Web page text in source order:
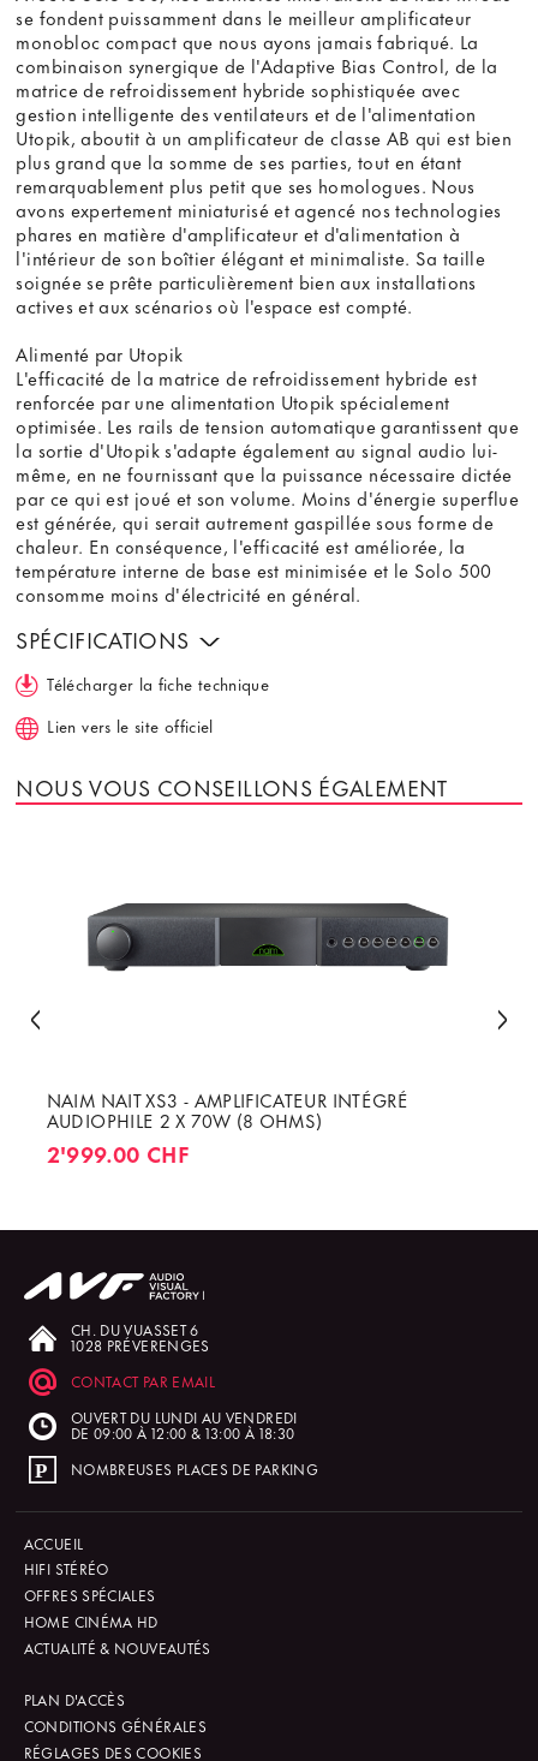
se fondent puissamment dans le meilleur amplificateur
monobloc compact que nous ayons jamais fabriqué. La
combinaison synergique de l'Adaptive Bias Control, de la
matrice de refroidissement hybride sophistiquée avec
gestion intelligente des ventilateurs et de l'alimentation
Utopik, aboutit à un amplificateur de classe AB qui est bien
plus grand que la somme de ses parties, tout en étant
remarquablement plus petit que ses homologues. Nous
avons expertement miniaturisé et agencé nos technologies
phares en matière d'amplificateur et d'alimentation à
l'intérieur de son boîtier élégant et minimaliste. Sa taille
soignée se prête particulièrement bien aux installations
actives et aux scénarios où l'espace est compté.
Alimenté par Utopik
L'efficacité de la matrice de refroidissement hybride est
renforcée par une alimentation Utopik spécialement
optimisée. Les rails de tension automatique garantissent que
la sortie d'Utopik s'adapte également au signal audio lui-
même, en ne fournissant que la puissance nécessaire dictée
par ce qui est joué et son volume. Moins d'énergie superflue
est générée, qui serait autrement gaspillée sous forme de
chaleur. En conséquence, l'efficacité est améliorée, la
température interne de base est minimisée et le Solo 500
consomme moins d'électricité en général.
SPÉCIFICATIONS
Télécharger la fiche technique
Lien vers le site officiel
NOUS VOUS CONSEILLONS ÉGALEMENT
NAIM NAIT XS3 - AMPLIFICATEUR INTÉGRÉ
AUDIOPHILE 2 X 70W (8 OHMS)
2'999.00 CHF
CH. DU VUASSET 6
1028 PRÉVERENGES
CONTACT PAR EMAIL
OUVERT DU LUNDI AU VENDREDI
DE 09:00 À 12:00 & 13:00 À 18:30
NOMBREUSES PLACES DE PARKING
ACCUEIL
HIFI STÉRÉO
OFFRES SPÉCIALES
HOME CINÉMA HD
ACTUALITÉ & NOUVEAUTÉS
PLAN D'ACCÈS
CONDITIONS GÉNÉRALES
RÉGLAGES DES COOKIES